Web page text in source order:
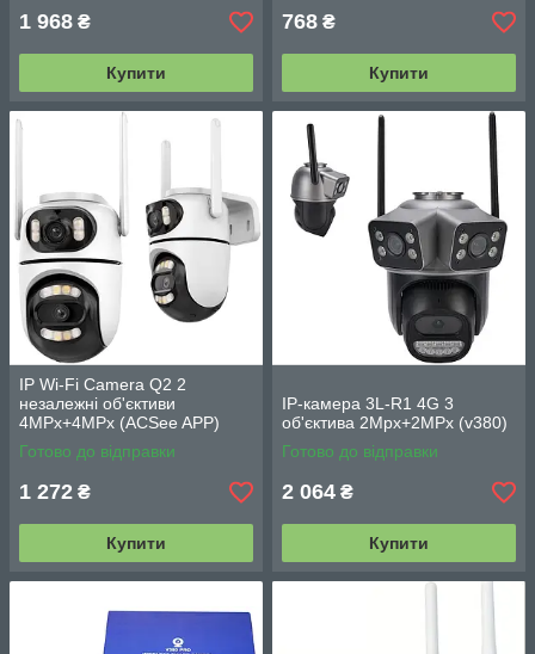
1 968 ₴
Купити
768 ₴
Купити
IP Wi-Fi Camera Q2 2
незалежні об'єктиви
4MPx+4MPx (ACSee APP)
Готово до відправки
1 272 ₴
Купити
IP-камера 3L-R1 4G 3
об'єктива 2Mpx+2MPx (v380)
Готово до відправки
2 064 ₴
Купити